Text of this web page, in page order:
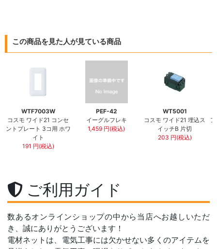
この商品を見た人が見ている商品
WTF7003W
コスモ ワイド21 コンセ
ントプレート 3コ用 ホワ
イト
191 円(税込)
PEF-42
イーグルフレキ
1,459 円(税込)
WT5001
コスモ ワイド21 埋込ス
イッチB 片切
203 円(税込)
ご利用ガイド
数あるオンラインショップの中から当店へお越しいただ
き、誠にありがとうございます！
電材ネットは、電気工事には欠かせない多くのアイテムを